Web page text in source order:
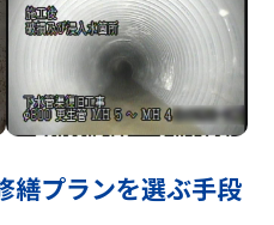
繕プランを選ぶ手段